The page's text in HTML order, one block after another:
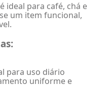
ideal para café, chá e
um item funcional,
para uso diário
uniforme e